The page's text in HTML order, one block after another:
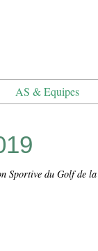
AS & Equipes
Sportive du Golf de